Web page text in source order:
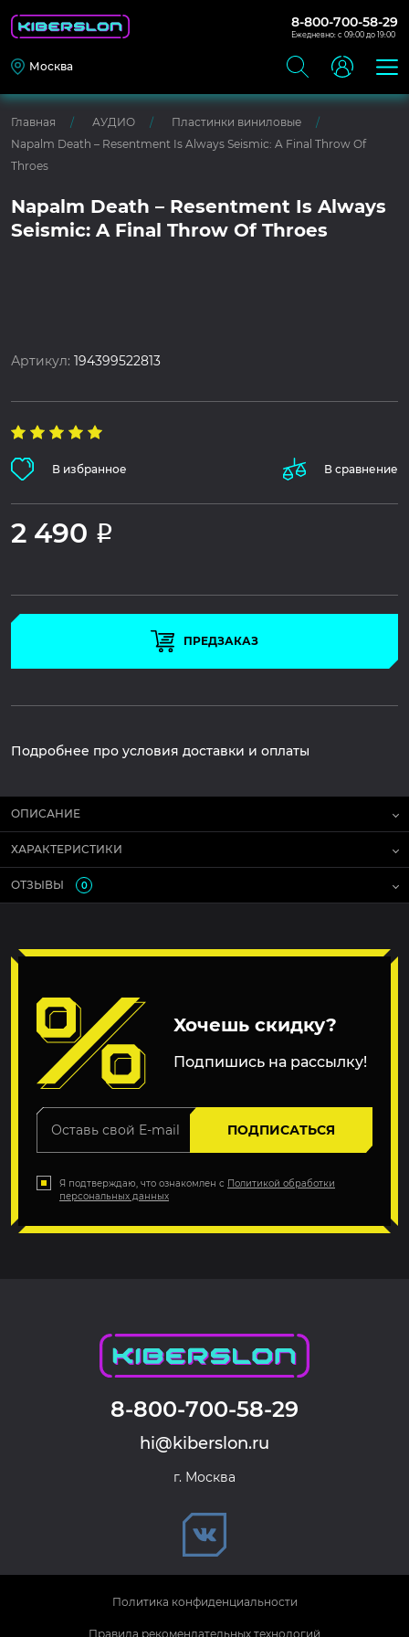
8-800-700-58-29
Ежедневно: с 09:00 до 19:00
Москва
Главная АУДИО
Пластинки виниловые
Napalm Death – Resentment Is Always Seismic: A Final Throw Of
Throes
Napalm Death – Resentment Is Always
Seismic: A Final Throw Of Throes
Артикул:194399522813
В избранное В сравнение
2 490 Р
ПРЕДЗАКАЗ
Подробнее про условия доставки и оплаты
ОПИСАНИЕ
ХАРАКТЕРИСТИКИ
ОТЗЫВЫ 0
Хочешь скидку?
Подпишись на рассылку!
ПОДПИСАТЬСЯ
Я подтверждаю, что ознакомлен с Политикой обработки
персональных данных
8-800-700-58-29
hi@kiberslon.ru
г. Москва
Политика конфиденциальности
Правила рекомендательных технологий